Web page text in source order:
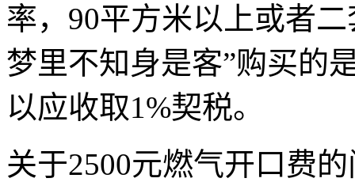
率，90平方米以上或者
梦里不知身是客”购买的
以应收取1%契税。
关于2500元燃气开口费